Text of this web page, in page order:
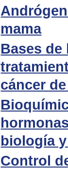
mama
Bases de
cáncer
biología
Control